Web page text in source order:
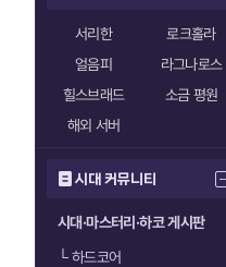
서리한
로크홀라
얼음피
라그나로스
힐스브래드
소금 평원
해외 서버
시대 커뮤니티
시대·마스터리·하코 게시판
└하드코어